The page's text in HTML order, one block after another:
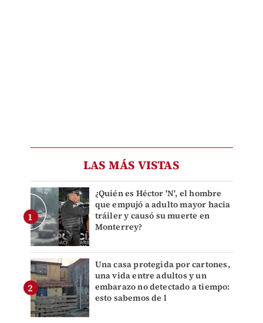
LAS MÁS VISTAS
¿Quién es Héctor 'N', el hombre
que empujó a adulto mayor hacia
tráiler y causó su muerte en
Monterrey?
Una casa protegida por cartones,
una vida entre adultos y un
embarazo no detectado a tiempo:
esto sabemos de l